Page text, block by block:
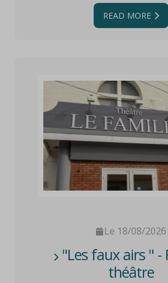
READ MORE
Le 18/08/2026
"Les faux airs " -
théâtre